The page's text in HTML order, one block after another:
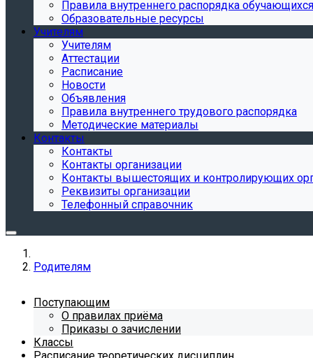
Правила внутреннего распорядка обучающихся
Образовательные ресурсы
Учителям
Учителям
Аттестации
Расписание
Новости
Объявления
Правила внутреннего трудового распорядка
Методические материалы
Контакты
Контакты
Контакты организации
Контакты вышестоящих и контролирующих
Реквизиты организации
Телефонный справочник
Родителям
Поступающим
О правилах приёма
Приказы о зачислении
Классы